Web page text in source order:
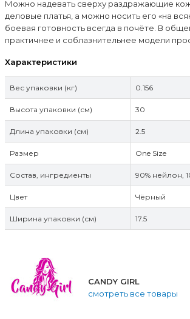
Можно надевать сверху раздражающие
деловые платья, а можно носить его «на
боевая готовность всегда в почёте. В
практичнее и соблазнительнее модели
Характеристики
Вес упаковки (кг) 0.156
Высота упаковки (см) 30
Длина упаковки (см) 2.5
Размер One Size
Состав, ингредиенты 90% нейлон,
Цвет Чёрный
Ширина упаковки (см) 17.5
CANDY GIRL
смотреть все товары